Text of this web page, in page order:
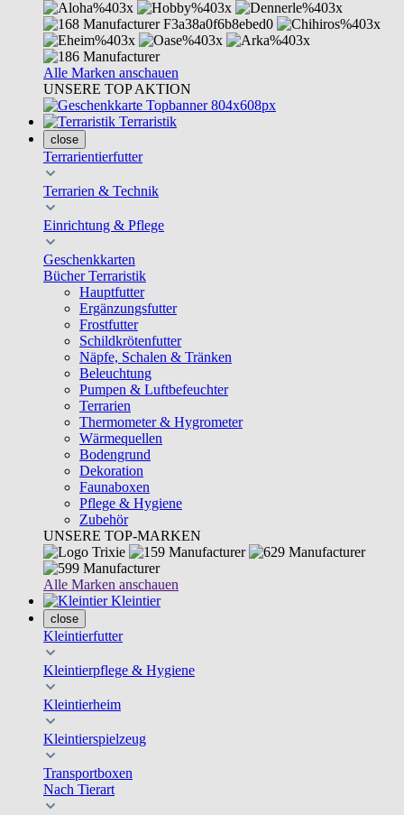
Alle Marken anschauen
UNSERE TOP AKTION
Terraristik
close
Terrarientierfutter
Terrarien & Technik
Einrichtung & Pflege
Geschenkkarten
Bücher Terraristik
Hauptfutter
Ergänzungsfutter
Frostfutter
Schildkrötenfutter
Näpfe, Schalen & Tränken
Beleuchtung
Pumpen & Luftbefeuchter
Terrarien
Thermometer & Hygrometer
Wärmequellen
Bodengrund
Dekoration
Faunaboxen
Pflege & Hygiene
Zubehör
UNSERE TOP-MARKEN
Alle Marken anschauen
Kleintier
close
Kleintierfutter
Kleintierpflege & Hygiene
Kleintierheim
Kleintierspielzeug
Transportboxen
Nach Tierart